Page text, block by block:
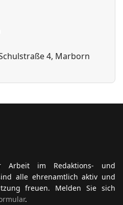
4, Marborn
im Redaktions- und
alle ehrenamtlich aktiv und
freuen. Melden Sie sich
.